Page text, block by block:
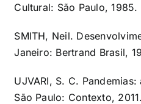
Cultural: São Paulo, 1985.
SMITH, Neil.
Janeiro: Bertrand Brasil,
UJVARI, S. C.
São Paulo: Contexto, 2011.